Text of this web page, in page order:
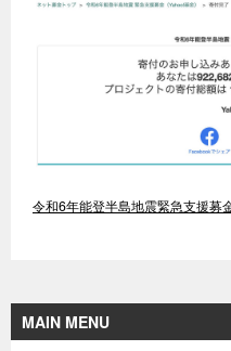
令和6年能登半島地震緊急支援募
MAIN MENU